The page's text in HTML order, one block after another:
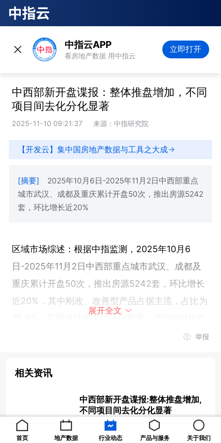
中指云APP
看房地产数据 用中指云
立即打开
中西部新开盘谍报：整体推盘增加，不同
项目间去化分化显著
2025-11-10 09:21:37 来源：中指研究院
【开发云】集中国房地产数据与工具之大成
[摘要]
2025年10月6日-2025年11月2日中西部重点
城市武汉、成都及重庆累计开盘50次，推出房源5242
套，环比增长近20%
区域市场综述：根据中指监测，2025年10月6
日-2025年11月2日中西部重点城市武汉、成都及
重庆累计开盘50次，推出房源5242套，环比增长
近20%，其中刚改、改善型产品占据主流，占比为
树林等3盘，成都的华天龙湖杉峯等12项目以及重
根据中指监测，2025年10月6日-2025年11月2日
展开全文
举报
相关资讯
中西部新开盘谍报:整体推盘增加,
不同项目间去化分化显著
2025-11-10 09:21:37
首页 地产数据 行业动态 产品与服务 关于我们